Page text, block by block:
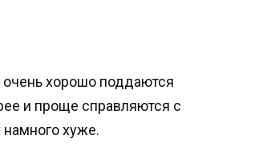
хорошо поддаются
и проще справляются с
хуже.